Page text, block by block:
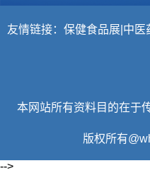
友情链接： 保健食品展 中医
本网站所有资料目的在于
版权所有
-->